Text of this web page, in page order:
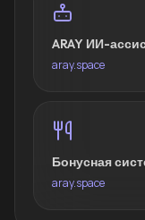
ARAY ИИ-
aray.space
Бонусная
aray.space